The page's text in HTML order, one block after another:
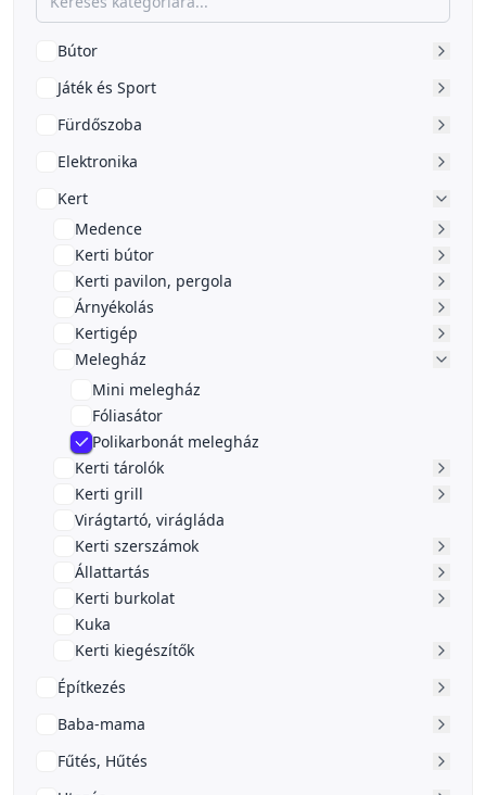
Bútor
Játék és Sport
Fürdőszoba
Elektronika
Kert
Medence
Kerti bútor
Kerti pavilon, pergola
Árnyékolás
Kertigép
Melegház
Mini melegház
Fóliasátor
Polikarbonát melegház
Kerti tárolók
Kerti grill
Virágtartó, virágláda
Kerti szerszámok
Állattartás
Kerti burkolat
Kuka
Kerti kiegészítők
Építkezés
Baba-mama
Fűtés, Hűtés